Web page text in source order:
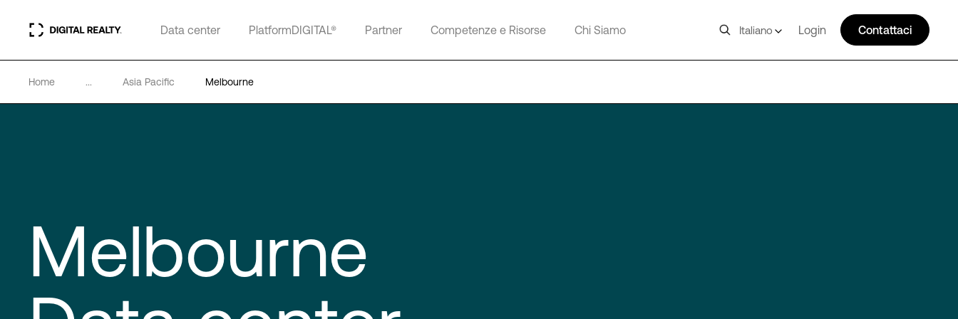
Data center PlatformDIGITAL® Partner Competenze e Risorse Chi Siamo Italiano Login Contattaci
Home ... Asia Pacific Melbourne
Melbourne